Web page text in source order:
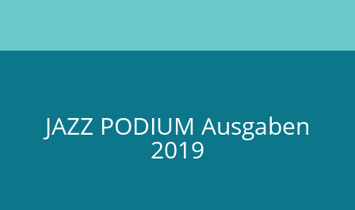
JAZZ PODIUM Ausgaben
2019